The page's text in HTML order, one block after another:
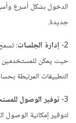
الدخول بشكل أسرع
جديدة.
2- إدارة الجلسات
حيث يمكن
التطبيقات المرتبطة
3-توفير الوصول
لتوفير إمكانية